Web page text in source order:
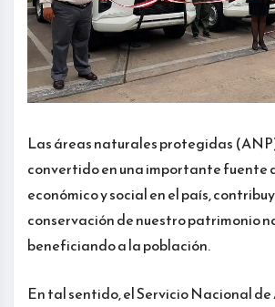
Las áreas naturales protegidas
convertido en una importante fuente
económico y social en el país,
conservación de nuestro patrimonio
beneficiando a la población.
En tal sentido, el Servicio Nacional de